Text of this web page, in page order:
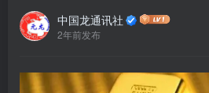
中国龙通讯社
2年前发布